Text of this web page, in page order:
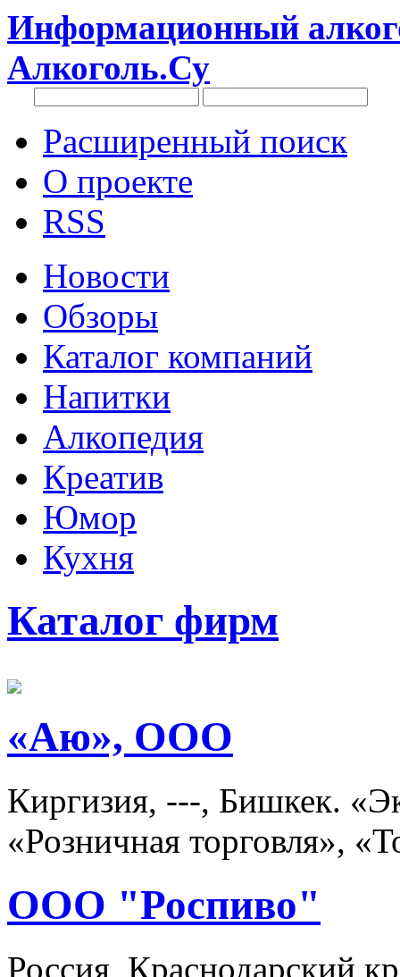
Информационный
Алкоголь.Су
Расширенный поиск
О проекте
RSS
Новости
Обзоры
Каталог компаний
Напитки
Алкопедия
Креатив
Юмор
Кухня
Каталог фирм
«Аю», ООО
Киргизия, ---, Бишкек.
«Розничная торговля»,
ООО "Роспиво"
Россия, Краснодарский